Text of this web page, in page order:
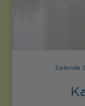
Splenda